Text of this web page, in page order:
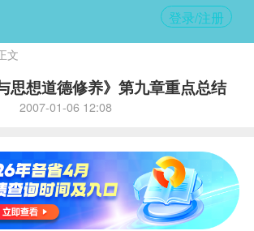
登录/注册
文
思想道德修养》第九章重点总结
2007-01-06 12:08